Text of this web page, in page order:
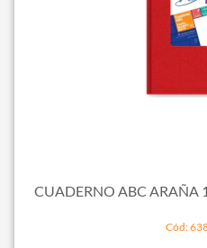
CUADERNO ABC ARAÑA
Cód: